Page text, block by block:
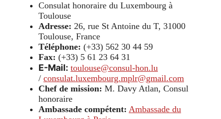
Consulat honoraire du Luxembourg à
Toulouse
Adresse: 26, rue St Antoine du T, 31000
Toulouse, France
Téléphone: (+33) 562 30 44 59
Fax: (+33) 5 61 23 64 31
E-Mail: toulouse@consul-hon.lu
/ consulat.luxembourg.mplr@gmail.com
Chef de mission: M. Davy Atlan, Consul
honoraire
Ambassade compétent: Ambassade du